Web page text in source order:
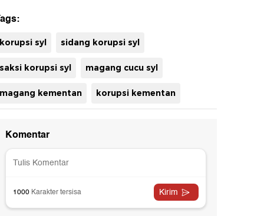
korupsi syl sidang korupsi syl
saksi korupsi syl magang cucu syl
magang kementan korupsi kementan